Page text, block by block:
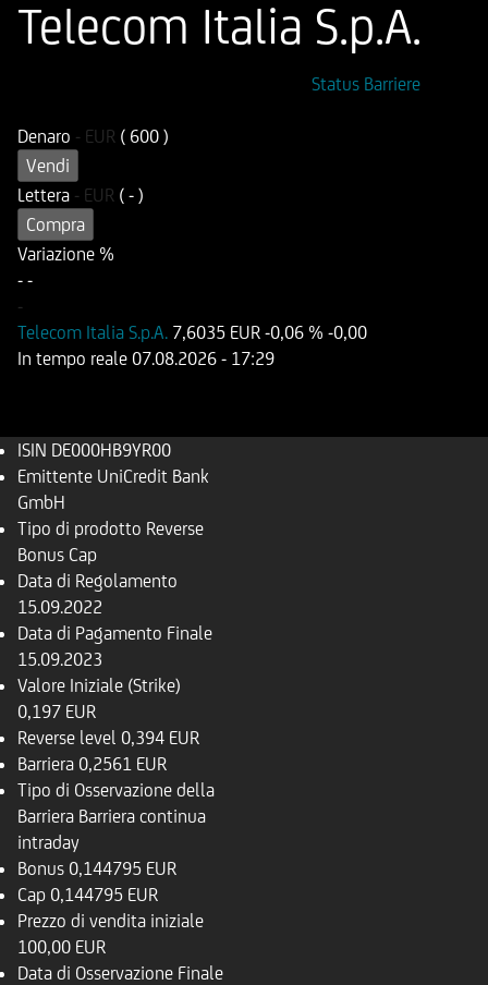
Telecom Italia S.p.A.
Status Barriere
Denaro - EUR ( 600 )
Vendi
Lettera - EUR ( - )
Compra
Variazione %
- -
-
Telecom Italia S.p.A. 7,6035 EUR -0,06 % -0,00
In tempo reale 07.08.2026 - 17:29
ISIN DE000HB9YR00
Emittente UniCredit Bank
GmbH
Tipo di prodotto Reverse
Bonus Cap
Data di Regolamento
15.09.2022
Data di Pagamento Finale
15.09.2023
Valore Iniziale (Strike)
0,197 EUR
Reverse level 0,394 EUR
Barriera 0,2561 EUR
Tipo di Osservazione della
Barriera Barriera continua
intraday
Bonus 0,144795 EUR
Cap 0,144795 EUR
Prezzo di vendita iniziale
100,00 EUR
Data di Osservazione Finale